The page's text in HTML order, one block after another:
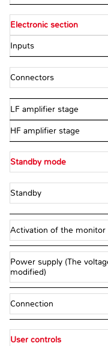
Electronic section
Inputs
Connectors
LF amplifier stage
HF amplifier stage
Standby mode
Standby
Activation of the monitor
Power supply (The
modified)
Connection
User controls